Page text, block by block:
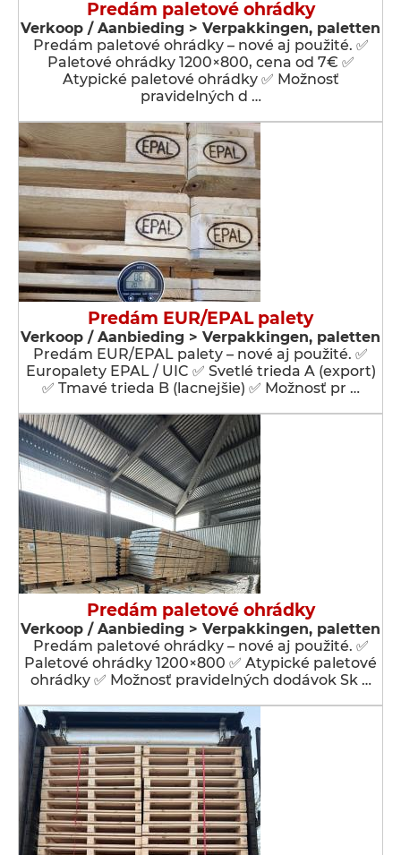
Predám paletové ohrádky
Verkoop / Aanbieding > Verpakkingen, paletten
Predám paletové ohrádky – nové aj použité. ✅
Paletové ohrádky 1200×800, cena od 7€ ✅
Atypické paletové ohrádky ✅ Možnosť
pravidelných d …
Predám EUR/EPAL palety
Verkoop / Aanbieding > Verpakkingen, paletten
Predám EUR/EPAL palety – nové aj použité. ✅
Europalety EPAL / UIC ✅ Svetlé trieda A (export)
✅ Tmavé trieda B (lacnejšie) ✅ Možnosť pr …
Predám paletové ohrádky
Verkoop / Aanbieding > Verpakkingen, paletten
Predám paletové ohrádky – nové aj použité. ✅
Paletové ohrádky 1200×800 ✅ Atypické paletové
ohrádky ✅ Možnosť pravidelných dodávok Sk …